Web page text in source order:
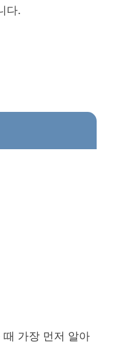
다.
때 가장 먼저 알아